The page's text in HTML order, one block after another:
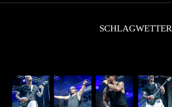
SCHLAGWETTER